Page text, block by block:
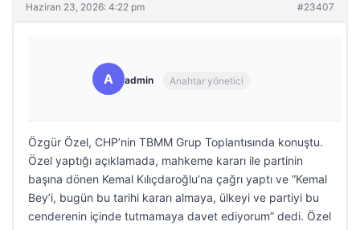
Haziran 23, 2026: 4:22 pm #23407
A admin Anahtar yönetici
Özgür Özel, CHP’nin TBMM Grup Toplantısında konuştu.
Özel yaptığı açıklamada, mahkeme kararı ile partinin
başına dönen Kemal Kılıçdaroğlu’na çağrı yaptı ve “Kemal
Bey’i, bugün bu tarihi kararı almaya, ülkeyi ve partiyi bu
cenderenin içinde tutmamaya davet ediyorum” dedi. Özel